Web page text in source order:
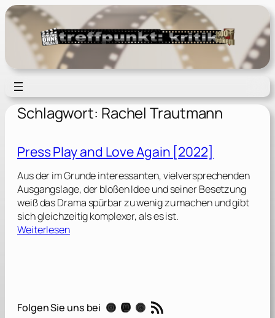
Zum
Inhalt
springen
Schlagwort: Rachel Trautmann
Press Play and Love Again [2022]
Aus der im Grunde interessanten, vielversprechenden
Ausgangslage, der bloßen Idee und seiner Besetzung
weiß das Drama spürbar zu wenig zu machen und gibt
sich gleichzeitig komplexer, als es ist.
Weiterlesen:
P
Folgen Sie uns bei Instagram Mastodon Threads RSS-Feed